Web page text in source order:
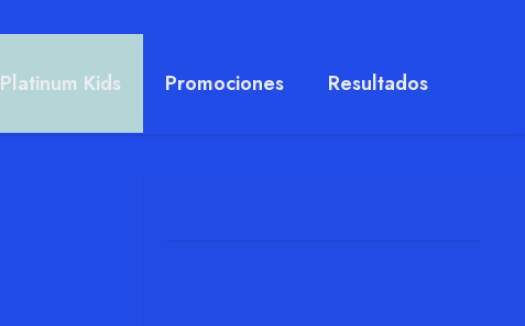
Platinum Kids Promociones Resultados